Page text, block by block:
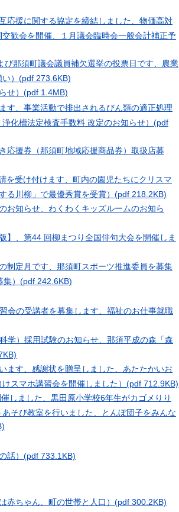
応援に関する協定を締結しました、物価高対
歓会を開催、１月議会臨時会一般会計補正予
那須町議会議員補欠選挙の投票日です、農業
） (pdf 273.6KB)
せ） (pdf 1.4MB)
す、事業活動で排出されるびん類の適正処理
化槽法定検査手数料 改定のお知らせ） (pdf
応援券（那須町地域応援商品券）取扱店募
を受け付けます、町内の園児たちにクリスマ
る川柳」で最優秀賞を受賞） (pdf 218.2KB)
お知らせ、わくわくキッズルームのお知ら
】、第44 回柳まつり全国俳句大会を開催しま
制定月です、那須町スポーツ推進委員を募集
） (pdf 242.6KB)
会の受講者を募集します、福祉のお仕事就職
学）採用試験のお知らせ、那須平成の森「森
ます、感謝状を贈呈しました、あたたかいお
スマホ講習会を開催しました） (pdf 712.9KB)
しました、黒田原小学校6年生がカゴメりり
そび教室を行いました、とんぼ団子をみんな
話） (pdf 733.1KB)
赤ちゃん、町の世帯と人口） (pdf 300.2KB)